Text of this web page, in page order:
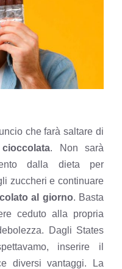
che farà saltare di
. Non sarà
dalla dieta per
zuccheri e continuare
al giorno. Basta
ceduto alla propria
Dagli States
inserire il
diversi vantaggi. La